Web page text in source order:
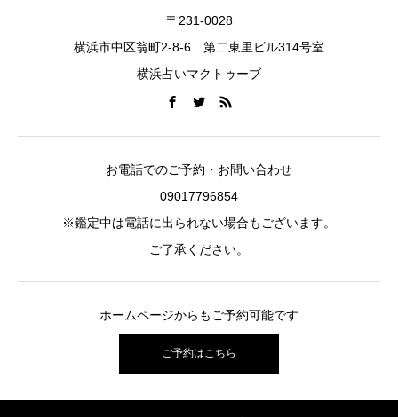
〒231-0028
横浜市中区翁町2-8-6 第二東里ビル314号室
横浜占いマクトゥーブ
お電話でのご予約・お問い合わせ
09017796854
※鑑定中は電話に出られない場合もございます。
ご了承ください。
ホームページからもご予約可能です
ご予約はこちら